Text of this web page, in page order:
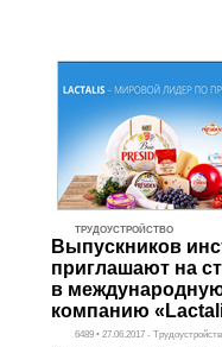
ТРУДОУСТРОЙСТВО
Выпускников
приглашают на
в
компанию
6489 • 27.06.2017 -